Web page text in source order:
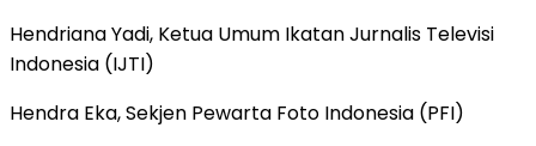
Hendriana Yadi, Ketua Umum Ikatan Jurnalis Televisi
Indonesia (IJTI)
Hendra Eka, Sekjen Pewarta Foto Indonesia (PFI)